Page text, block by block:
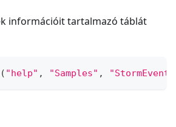
információit tartalmazó táblát
( "help" , "Samples" ,